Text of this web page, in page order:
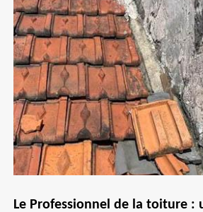
Le Professionnel de la toiture :